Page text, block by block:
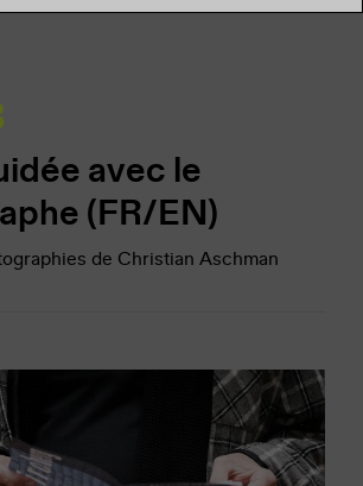
avec le
(FR/EN)
de Christian Aschman